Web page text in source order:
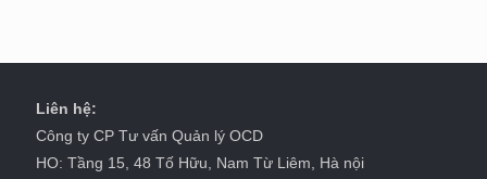
Liên hệ:
Công ty CP Tư vấn Quản lý OCD
HO: Tầng 15, 48 Tố Hữu, Nam Từ Liêm, Hà nội